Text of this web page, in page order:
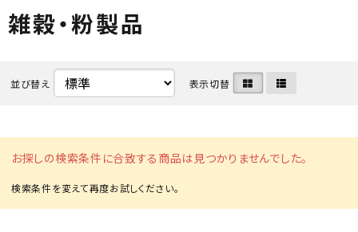
雑穀・粉製品
並び替え 表示切替
お探しの検索条件に合致する商品は見つかりませんでした。